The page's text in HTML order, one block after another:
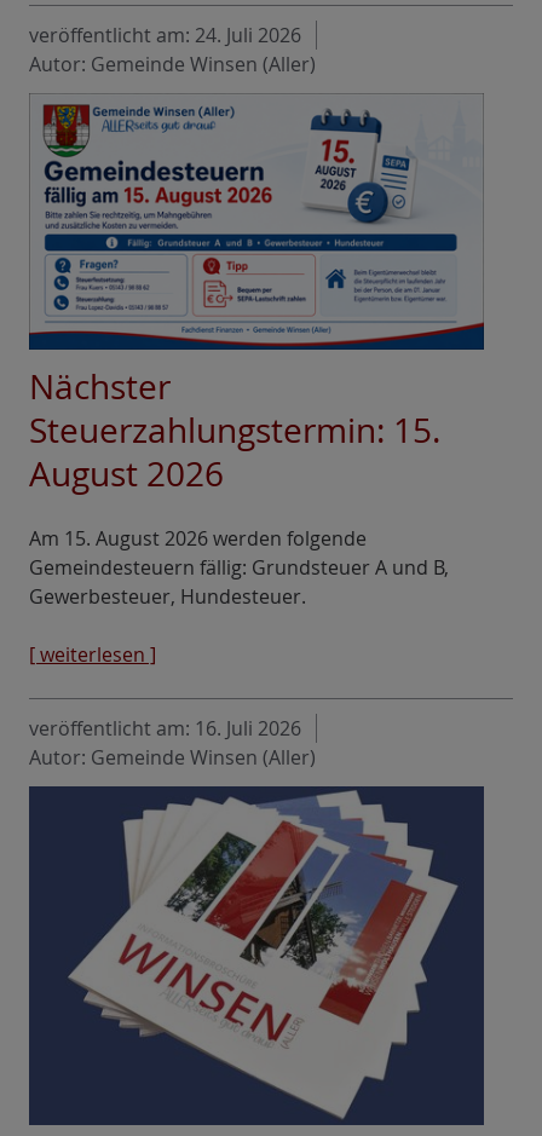
veröffentlicht am: 24. Juli 2026
Autor: Gemeinde Winsen (Aller)
Nächster
Steuerzahlungstermin: 15.
August 2026
Am 15. August 2026 werden folgende
Gemeindesteuern fällig: Grundsteuer A und B,
Gewerbesteuer, Hundesteuer.
[ weiterlesen ]
veröffentlicht am: 16. Juli 2026
Autor: Gemeinde Winsen (Aller)